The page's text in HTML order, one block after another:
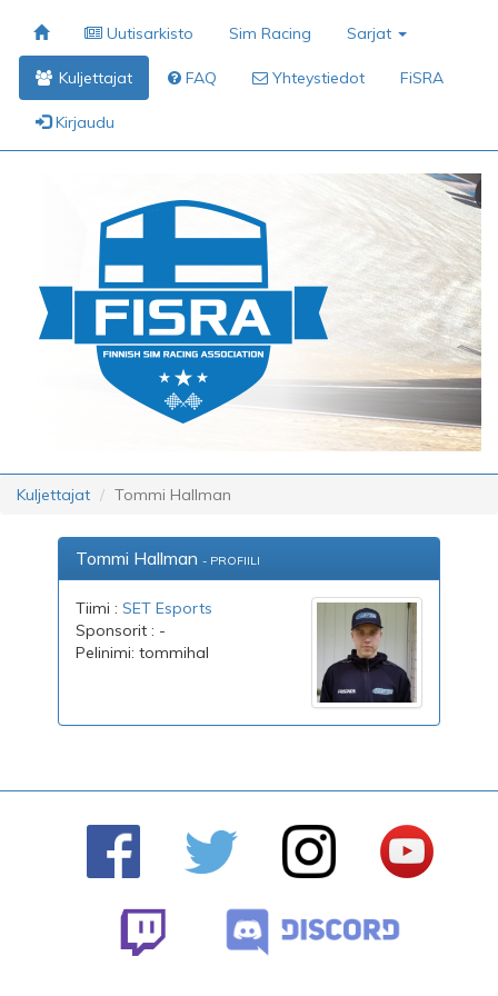
Uutisarkisto Sim Racing Sarjat
Kuljettajat FAQ Yhteystiedot FiSRA
Kirjaudu
Kuljettajat Tommi Hallman
Tommi Hallman- PROFIILI
Tiimi :SET Esports
Sponsorit : -
Pelinimi: tommihal